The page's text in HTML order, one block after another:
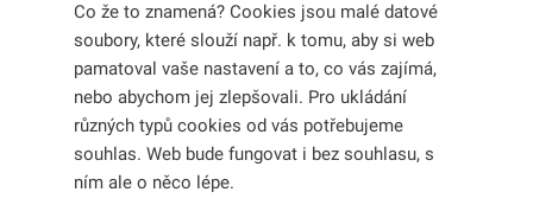
Co že to znamená? Cookies jsou malé datové
soubory, které slouží např. k tomu, aby si web
pamatoval vaše nastavení a to, co vás zajímá,
nebo abychom jej zlepšovali. Pro ukládání
různých typů cookies od vás potřebujeme
souhlas. Web bude fungovat i bez souhlasu, s
ním ale o něco lépe.
Dlouhodobé pobytové oprávnění za
účelem studia v ČR proukrajinské
občany- k podání žádosti o
dlouhodobý pobyt za účelem studia
není nutná osobní účast na
zastupitelském úřadě a s tím spojené
vycestování na Ukrajinu